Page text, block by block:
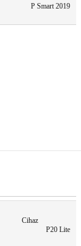
P Smart 2019
Cihaz
P20 Lite